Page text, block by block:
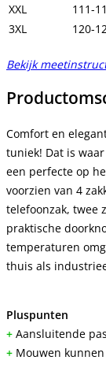
XXL
111-
3XL
120-
Bekijk
Comfort en
tuniek! Dat is
een perfecte op
voorzien van 4
telefoonzak, twee
praktische
temperaturen
thuis als
Pluspunten
+ Aansluitende
+ Mouwen